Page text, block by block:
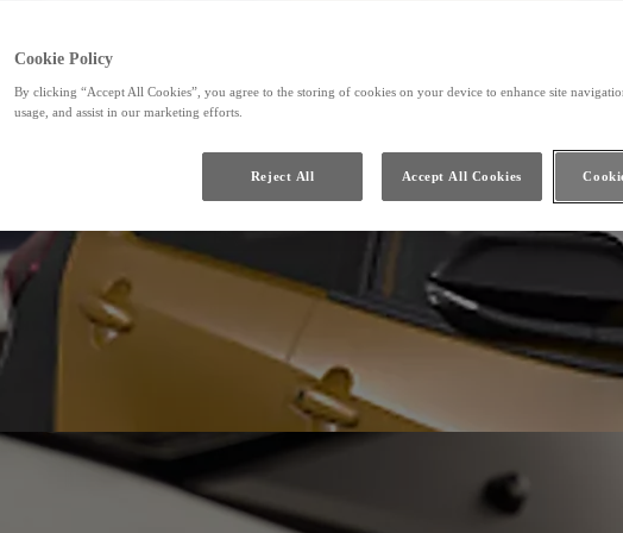
Cookie Policy
By clicking “Accept All Cookies”, you agree to the storing of cookies on your device to enhance site
usage, and assist in our marketing efforts.
Reject All Accept All Cookies